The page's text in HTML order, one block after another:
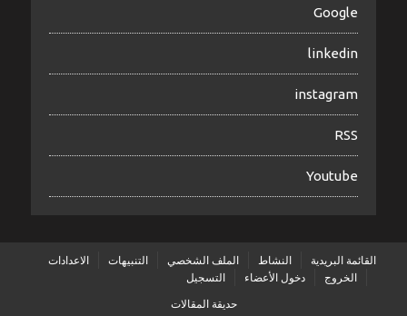
Google
linkedin
instagram
RSS
Youtube
القائمة البريدية النشاط الملف الشخصي التنبيهات
الاعدادات
الخروج
دخول الأعضاء التسجيل
حديقة المقالات